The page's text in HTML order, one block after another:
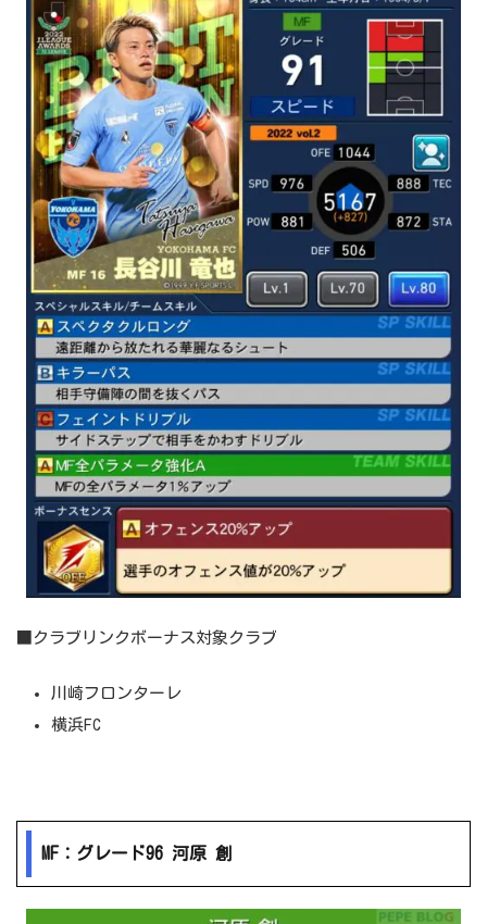
■クラブリンクボーナス対象クラブ
川崎フロンターレ
横浜FC
MF：グレード96 河原 創